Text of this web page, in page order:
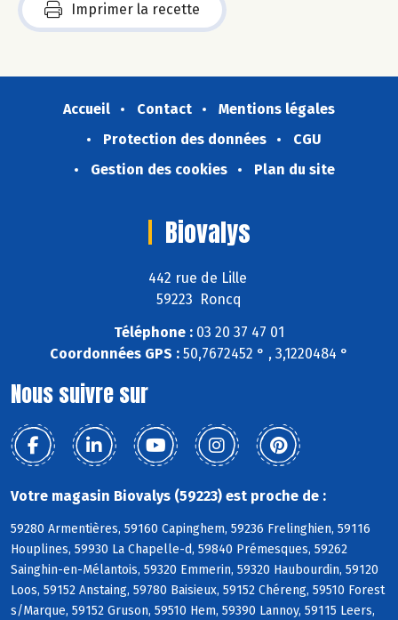
Imprimer la recette
Accueil Contact
Mentions légales
Protection des données
CGU
Gestion des cookies
Plan du site
Biovalys
442 rue de Lille
59223 Roncq
Téléphone : 03 20 37 47 01
Coordonnées GPS : 50,7672452 ° , 3,1220484 °
Nous suivre sur
Votre magasin Biovalys (59223) est proche de :
59280 Armentières, 59160 Capinghem, 59236 Frelinghien, 59116
Houplines, 59930 La Chapelle-d, 59840 Prémesques, 59262
Sainghin-en-Mélantois, 59320 Emmerin, 59320 Haubourdin, 59120
Loos, 59152 Anstaing, 59780 Baisieux, 59152 Chéreng, 59510 Forest
s/Marque, 59152 Gruson, 59510 Hem, 59390 Lannoy, 59115 Leers,